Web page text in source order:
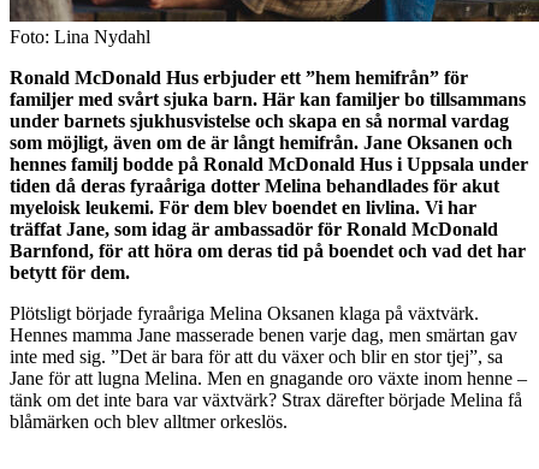
Foto: Lina Nydahl
Ronald McDonald Hus erbjuder ett ”hem hemifrån” för
familjer med svårt sjuka barn. Här kan familjer bo tillsammans
under barnets sjukhusvistelse och skapa en så normal vardag
som möjligt, även om de är långt hemifrån. Jane Oksanen och
hennes familj bodde på Ronald McDonald Hus i Uppsala under
tiden då deras fyraåriga dotter Melina behandlades för akut
myeloisk leukemi. För dem blev boendet en livlina. Vi har
träffat Jane, som idag är ambassadör för Ronald McDonald
Barnfond, för att höra om deras tid på boendet och vad det har
betytt för dem.
Plötsligt började fyraåriga Melina Oksanen klaga på växtvärk.
Hennes mamma Jane masserade benen varje dag, men smärtan gav
inte med sig. ”Det är bara för att du växer och blir en stor tjej”, sa
Jane för att lugna Melina. Men en gnagande oro växte inom henne –
tänk om det inte bara var växtvärk? Strax därefter började Melina få
blåmärken och blev alltmer orkeslös.